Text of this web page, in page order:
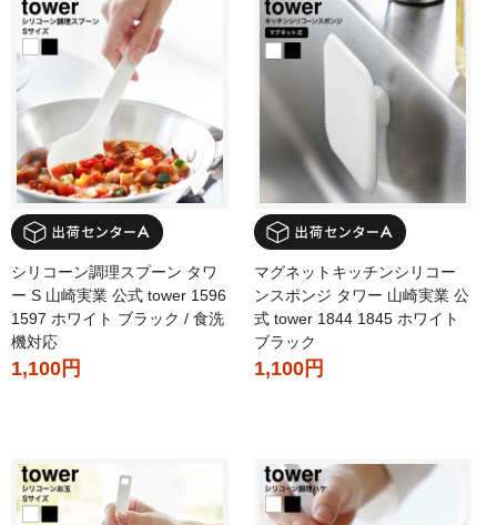
シリコーン調理スプーン タワ
ー S 山崎実業 公式 tower 1596
1597 ホワイト ブラック / 食洗
機対応
1,100円
マグネットキッチンシリコー
ンスポンジ タワー 山崎実業 公
式 tower 1844 1845 ホワイト
ブラック
1,100円